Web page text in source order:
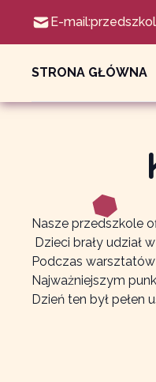
E-mail:
STRONA GŁÓWNA
Nasze przedszkole
Dzieci brały udział
Podczas
Najważniejszym
Dzień ten był pełen